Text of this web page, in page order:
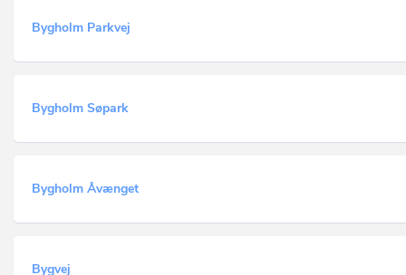
Bygholm Parkvej
Bygholm Søpark
Bygholm Åvænget
Bygvej